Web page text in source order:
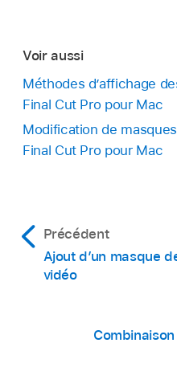
Voir aussi
Méthodes d’affichage
Final Cut Pro pour Mac
Modification de
Final Cut Pro pour Mac
Précédent
Ajout d’un masque
vidéo